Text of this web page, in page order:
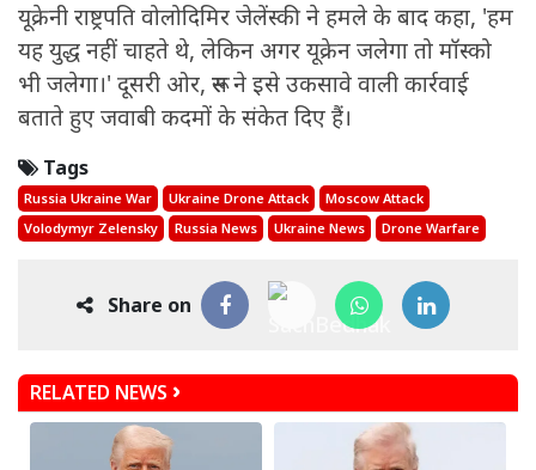
यूक्रेनी राष्ट्रपति वोलोदिमिर जेलेंस्की ने हमले के बाद कहा, 'हम
यह युद्ध नहीं चाहते थे, लेकिन अगर यूक्रेन जलेगा तो मॉस्को
भी जलेगा।' दूसरी ओर, रूस ने इसे उकसावे वाली कार्रवाई
बताते हुए जवाबी कदमों के संकेत दिए हैं।
Tags
Russia Ukraine War Ukraine Drone Attack
Moscow Attack
Volodymyr Zelensky
Russia News Ukraine News Drone Warfare
Share on
RELATED NEWS